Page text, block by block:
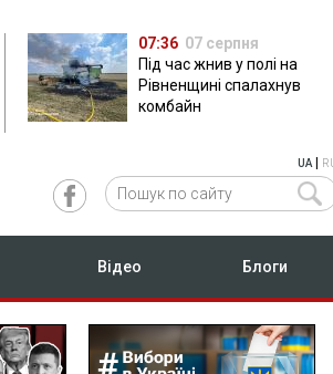
07:36 07 серпня
Під час жнив у полі на
Рівненщині спалахнув
комбайн
UA| RU
Відео Блоги